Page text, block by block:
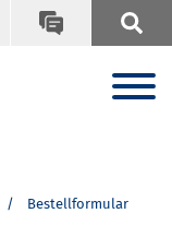
Bestellformular